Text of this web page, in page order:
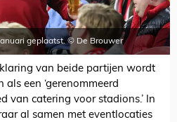
geplaatst. © De Brouwer
van beide partijen wordt
als een ‘gerenommeerd
van catering voor stadions.’ In
al samen met eventlocaties